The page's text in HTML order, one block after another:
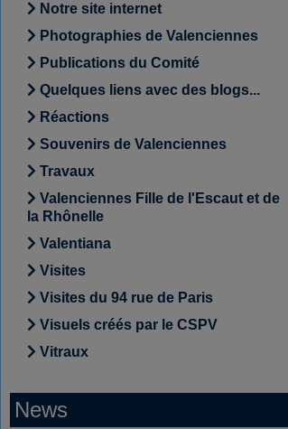
Notre site internet
Photographies de Valenciennes
Publications du Comité
Quelques liens avec des blogs...
Réactions
Souvenirs de Valenciennes
Travaux
Valenciennes Fille de l'Escaut et de
la Rhônelle
Valentiana
Visites
Visites du 94 rue de Paris
Visuels créés par le CSPV
Vitraux
News